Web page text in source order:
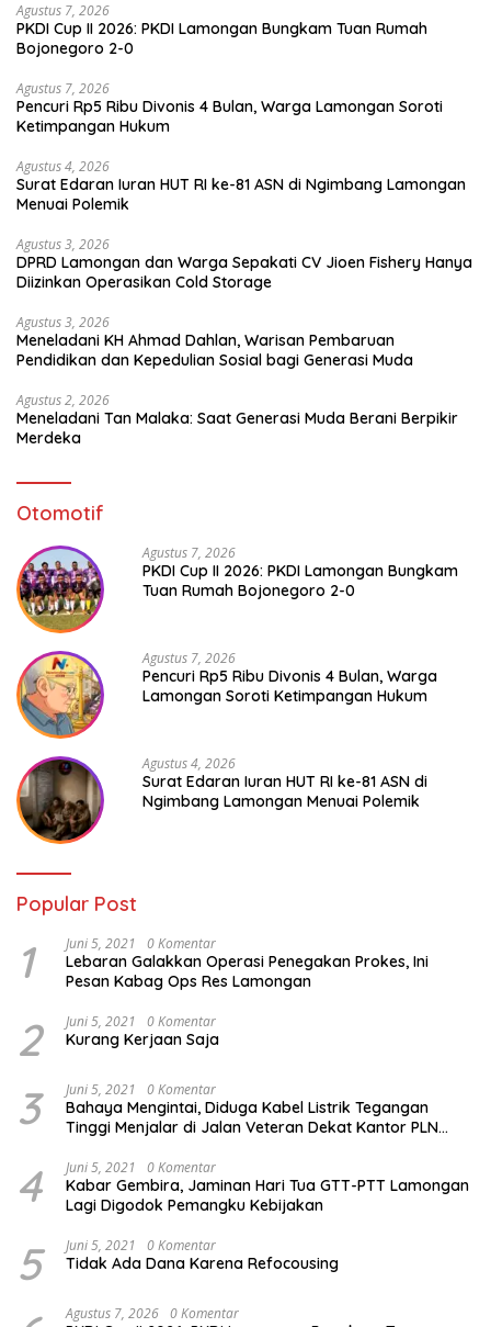
Agustus 7, 2026
PKDI Cup II 2026: PKDI Lamongan Bungkam Tuan Rumah
Bojonegoro 2-0
Agustus 7, 2026
Pencuri Rp5 Ribu Divonis 4 Bulan, Warga Lamongan Soroti
Ketimpangan Hukum
Agustus 4, 2026
Surat Edaran Iuran HUT RI ke-81 ASN di Ngimbang Lamongan
Menuai Polemik
Agustus 3, 2026
DPRD Lamongan dan Warga Sepakati CV Jioen Fishery Hanya
Diizinkan Operasikan Cold Storage
Agustus 3, 2026
Meneladani KH Ahmad Dahlan, Warisan Pembaruan
Pendidikan dan Kepedulian Sosial bagi Generasi Muda
Agustus 2, 2026
Meneladani Tan Malaka: Saat Generasi Muda Berani Berpikir
Merdeka
Otomotif
Agustus 7, 2026
PKDI Cup II 2026: PKDI Lamongan Bungkam
Tuan Rumah Bojonegoro 2-0
Agustus 7, 2026
Pencuri Rp5 Ribu Divonis 4 Bulan, Warga
Lamongan Soroti Ketimpangan Hukum
Agustus 4, 2026
Surat Edaran Iuran HUT RI ke-81 ASN di
Ngimbang Lamongan Menuai Polemik
Popular Post
1 Juni 5, 2021 0 Komentar
Lebaran Galakkan Operasi Penegakan Prokes, Ini
Pesan Kabag Ops Res Lamongan
2 Juni 5, 2021 0 Komentar
Kurang Kerjaan Saja
3 Juni 5, 2021 0 Komentar
Bahaya Mengintai, Diduga Kabel Listrik Tegangan
Tinggi Menjalar di Jalan Veteran Dekat Kantor PLN
4 Juni 5, 2021 0 Komentar
Kabar Gembira, Jaminan Hari Tua GTT-PTT Lamongan
Lagi Digodok Pemangku Kebijakan
5 Juni 5, 2021 0 Komentar
Tidak Ada Dana Karena Refocousing
Agustus 7, 2026 0 Komentar